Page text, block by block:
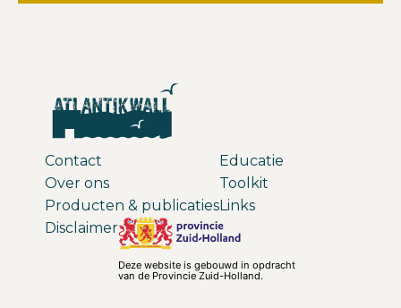
Contact
Over ons
Producten & publicaties
Educatie
Toolkit
Links
Disclaimer
Deze website is gebouwd in opdracht
van de Provincie Zuid-Holland.